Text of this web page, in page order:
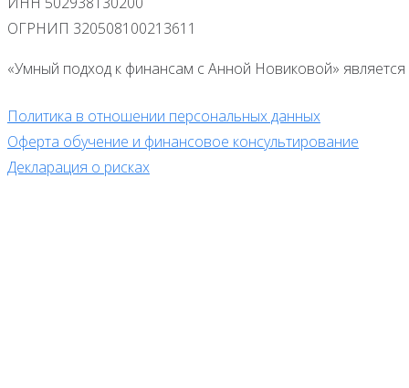
ОГРНИП 320508100213611
«Умный подход к финансам с Анной Новиковой»
Политика в отношении персональных данных
Оферта обучение и финансовое консультирование
Декларация о рисках